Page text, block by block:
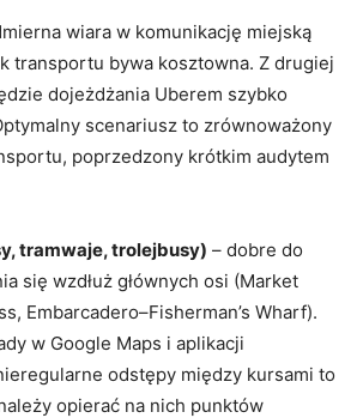
wiara w komunikację miejską
transportu bywa kosztowna. Z drugiej
dojeżdżania Uberem szybko
scenariusz to zrównoważony
poprzedzony krótkim audytem
tramwaje, trolejbusy) – dobre do
się wzdłuż głównych osi (Market
Embarcadero–Fisherman’s Wharf).
w Google Maps i aplikacji
odstępy między kursami to
opierać na nich punktów